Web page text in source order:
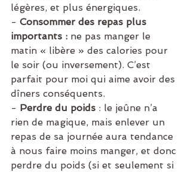
légères, et plus énergiques.
- Consommer des repas plus
importants : ne pas manger le
matin « libère » des calories pour
le soir (ou inversement). C’est
parfait pour moi qui aime avoir des
dîners conséquents.
- Perdre du poids : le jeûne n’a
rien de magique, mais enlever un
repas de sa journée aura tendance
à nous faire moins manger, et donc
perdre du poids (si et seulement si